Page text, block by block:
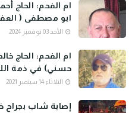
ام الفحم: الحاج
ابو مصطفى (
الأحد 03 نوفمبر 2024
ام الفحم: الحاج
حسني) في ذمة
الثلاثاء 14 سبتمبر 2021
إصابة شاب بجراح